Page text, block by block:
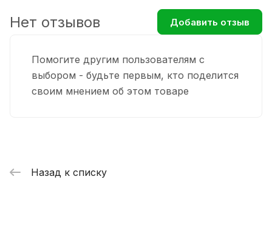
Помогите другим пользователям с
выбором - будьте первым, кто поделится
своим мнением об этом товаре
Нет отзывов Добавить отзыв
Назад к списку